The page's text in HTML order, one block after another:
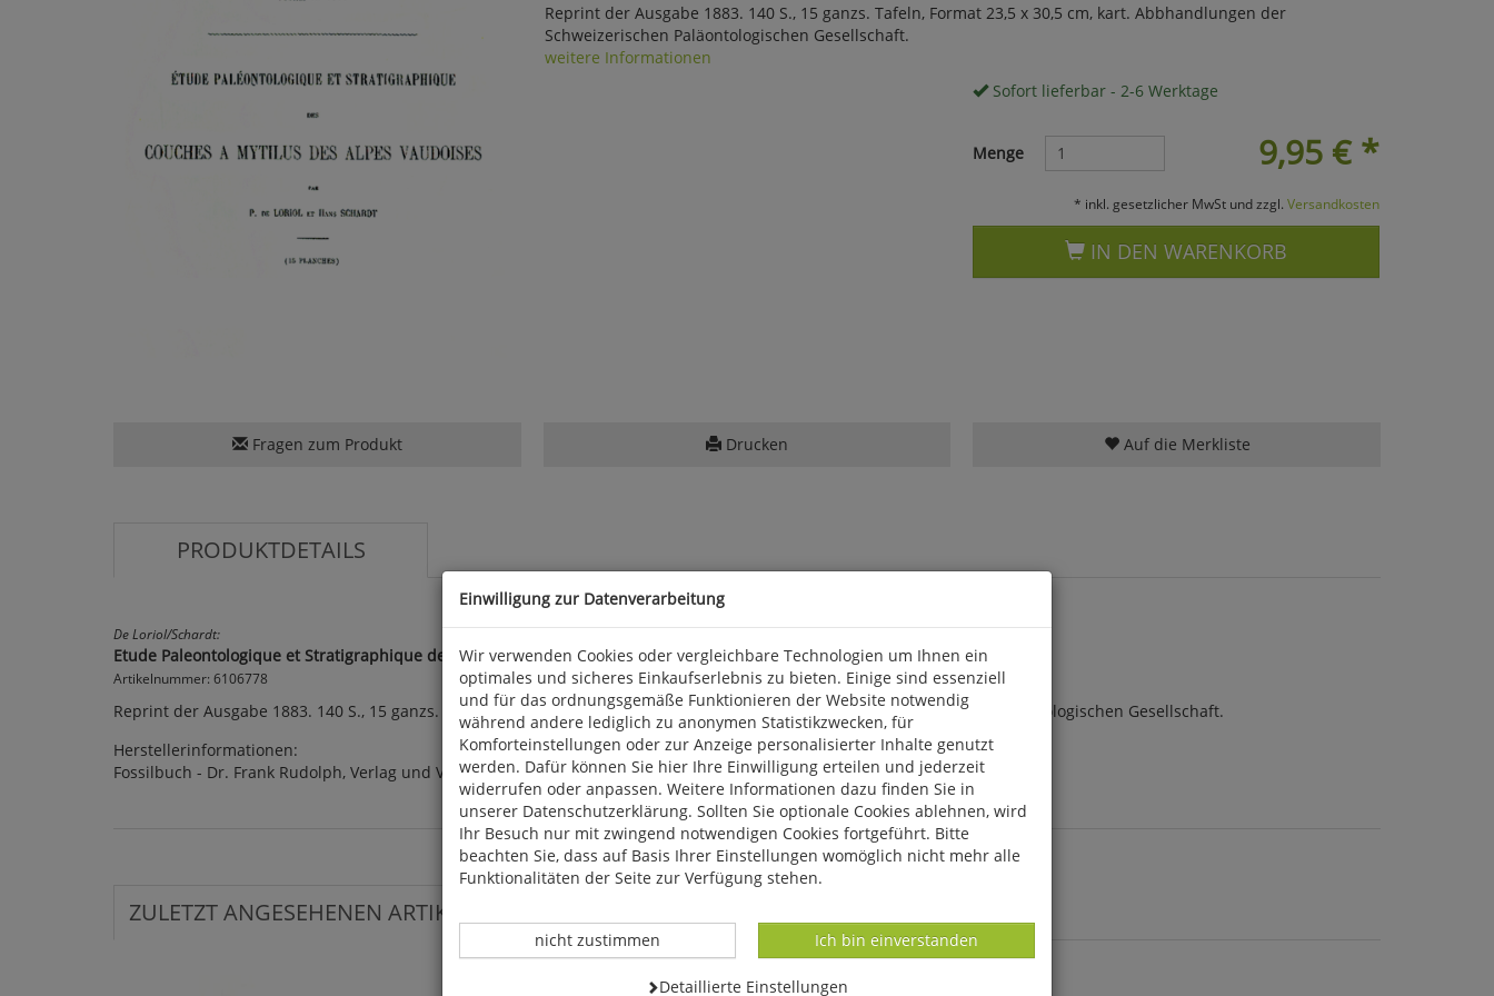
Reprint der Ausgabe 1883. 140 S., 15 ganzs. Tafeln, Format 23,5 x 30,5 cm, kart. Abbhandlungen der
Schweizerischen Paläontologischen Gesellschaft.
weitere Informationen
Sofort lieferbar - 2-6 Werktage
9,95 €*
Menge
* inkl. gesetzlicher MwSt und zzgl. Versandkosten
IN DEN WARENKORB
Fragen zum Produkt Drucken Auf die Merkliste
PRODUKTDETAILS
De Loriol/Schardt:
Etude Paleontologique et Stratigraphique des Couches a Mytilus des Alpes Vaudoises
Artikelnummer: 6106778
Reprint der Ausgabe 1883. 140 S., 15 ganzs. Tafeln, Format 23,5 x 30,5 cm, kart. Abbhandlungen der Schweizerischen Paläontologischen Gesellschaft.
Herstellerinformationen:
Fossilbuch - Dr. Frank Rudolph, Verlag und Versandbuchhandel, Dorfstr. 8, D 24888 Steinfeld, info@fossilbuch.de
ZULETZT ANGESEHENEN ARTIKEL:
Einwilligung zur Datenverarbeitung
Wir verwenden Cookies oder vergleichbare Technologien um Ihnen ein
optimales und sicheres Einkaufserlebnis zu bieten. Einige sind essenziell
und für das ordnungsgemäße Funktionieren der Website notwendig
während andere lediglich zu anonymen Statistikzwecken, für
Komforteinstellungen oder zur Anzeige personalisierter Inhalte genutzt
werden. Dafür können Sie hier Ihre Einwilligung erteilen und jederzeit
widerrufen oder anpassen. Weitere Informationen dazu finden Sie in
unserer Datenschutzerklärung. Sollten Sie optionale Cookies ablehnen, wird
Ihr Besuch nur mit zwingend notwendigen Cookies fortgeführt. Bitte
beachten Sie, dass auf Basis Ihrer Einstellungen womöglich nicht mehr alle
Funktionalitäten der Seite zur Verfügung stehen.
Datenverarbeitung -
Ich bin einverstanden
Datenverarbeitung -
nicht zustimmen
Datenverarbeitung -
Detaillierte Einstellungen